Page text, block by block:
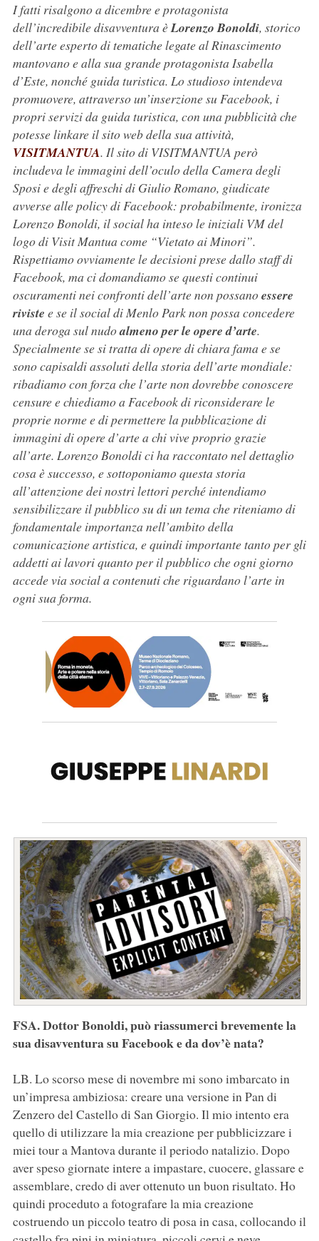
I fatti risalgono a dicembre e protagonista
dell’incredibile disavventura èLorenzo Bonoldi, storico
dell’arte esperto di tematiche legate al Rinascimento
mantovano e alla sua grande protagonista Isabella
d’Este, nonché guida turistica. Lo studioso intendeva
promuovere, attraverso un’inserzione su Facebook, i
propri servizi da guida turistica, con una pubblicità che
potesse linkare il sito web della sua attività,
VISITMANTUA. Il sito di VISITMANTUA però
includeva le immagini dell’oculo della Camera degli
Sposi e degli affreschi di Giulio Romano, giudicate
avverse alle policy di Facebook: probabilmente, ironizza
Lorenzo Bonoldi, il social ha inteso le iniziali VM del
logo di Visit Mantua come “Vietato ai Minori”.
Rispettiamo ovviamente le decisioni prese dallo staff di
Facebook, ma ci domandiamo se questi continui
oscuramenti nei confronti dell’arte non possanoessere
riviste e se il social di Menlo Park non possa concedere
una deroga sul nudoalmeno per le opere d’arte.
Specialmente se si tratta di opere di chiara fama e se
sono capisaldi assoluti della storia dell’arte mondiale:
ribadiamo con forza che l’arte non dovrebbe conoscere
censure e chiediamo a Facebook di riconsiderare le
proprie norme e di permettere la pubblicazione di
immagini di opere d’arte a chi vive proprio grazie
all’arte. Lorenzo Bonoldi ci ha raccontato nel dettaglio
cosa è successo, e sottoponiamo questa storia
all’attenzione dei nostri lettori perché intendiamo
sensibilizzare il pubblico su di un tema che riteniamo di
fondamentale importanza nell’ambito della
comunicazione artistica, e quindi importante tanto per gli
addetti ai lavori quanto per il pubblico che ogni giorno
accede via social a contenuti che riguardano l’arte in
ogni sua forma.
FSA. Dottor Bonoldi, può riassumerci brevemente la
sua disavventura su Facebook e da dov’è nata?
LB. Lo scorso mese di novembre mi sono imbarcato in
un’impresa ambiziosa: creare una versione in Pan di
Zenzero del Castello di San Giorgio. Il mio intento era
quello di utilizzare la mia creazione per pubblicizzare i
miei tour a Mantova durante il periodo natalizio. Dopo
aver speso giornate intere a impastare, cuocere, glassare e
assemblare, credo di aver ottenuto un buon risultato. Ho
quindi proceduto a fotografare la mia creazione
costruendo un piccolo teatro di posa in casa, collocando il